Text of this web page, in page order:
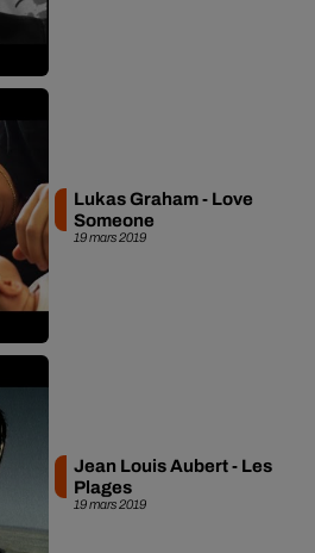
19 mars 2019
Lukas Graham - Love
Someone
19 mars 2019
Jean Louis Aubert - Les
Plages